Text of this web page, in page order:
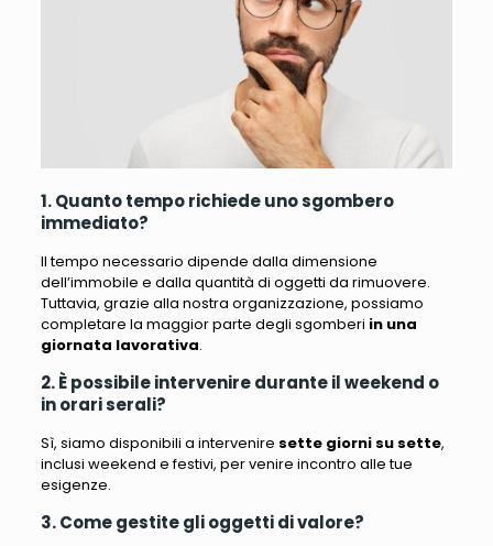
1. Quanto tempo richiede uno sgombero
immediato?
Il tempo necessario dipende dalla dimensione
dell’immobile e dalla quantità di oggetti da rimuovere.
Tuttavia, grazie alla nostra organizzazione, possiamo
completare la maggior parte degli sgomberi in una
giornata lavorativa.
2. È possibile intervenire durante il weekend o
in orari serali?
Sì, siamo disponibili a intervenire sette giorni su sette,
inclusi weekend e festivi, per venire incontro alle tue
esigenze.
3. Come gestite gli oggetti di valore?